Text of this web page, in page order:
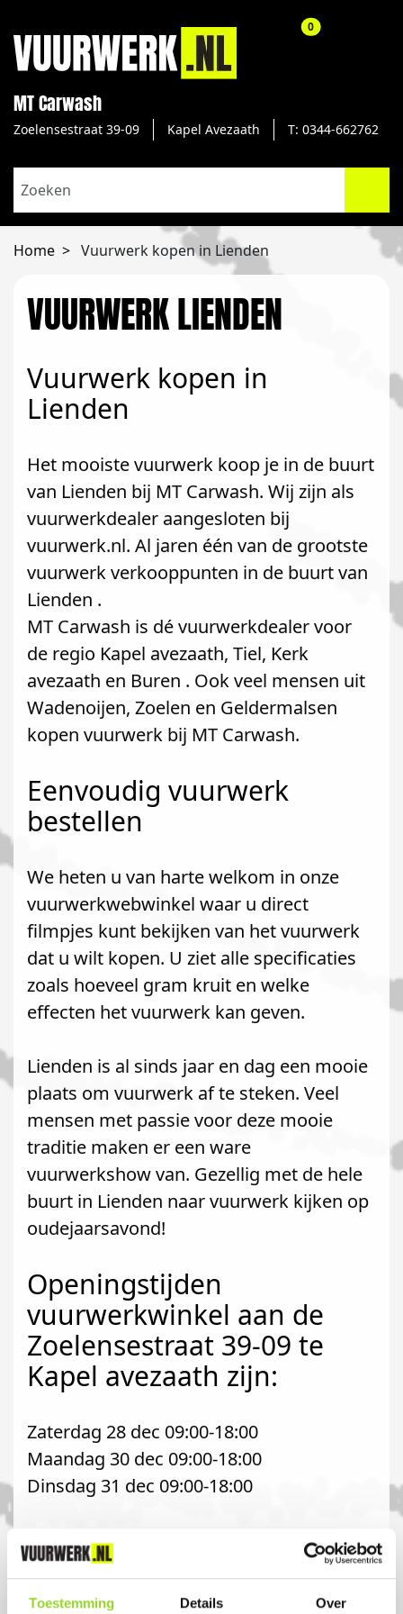
Toestemming Details Over
MT Carwash
Zoelensestraat 39-09 Kapel Avezaath T: 0344-662762
0aantal
Home Vuurwerk kopen in Lienden
VUURWERK LIENDEN
Vuurwerk kopen in
Lienden
Het mooiste vuurwerk koop je in de buurt
van Lienden bij MT Carwash. Wij zijn als
vuurwerkdealer aangesloten bij
vuurwerk.nl. Al jaren één van de grootste
vuurwerk verkooppunten in de buurt van
Lienden .
MT Carwash is dé vuurwerkdealer voor
de regio Kapel avezaath, Tiel, Kerk
avezaath en Buren . Ook veel mensen uit
Wadenoijen, Zoelen en Geldermalsen
kopen vuurwerk bij MT Carwash.
Eenvoudig vuurwerk
bestellen
We heten u van harte welkom in onze
vuurwerkwebwinkel waar u direct
filmpjes kunt bekijken van het vuurwerk
dat u wilt kopen. U ziet alle specificaties
zoals hoeveel gram kruit en welke
effecten het vuurwerk kan geven.
Lienden is al sinds jaar en dag een mooie
plaats om vuurwerk af te steken. Veel
mensen met passie voor deze mooie
traditie maken er een ware
vuurwerkshow van. Gezellig met de hele
buurt in Lienden naar vuurwerk kijken op
oudejaarsavond!
Openingstijden
vuurwerkwinkel aan de
Zoelensestraat 39-09 te
Kapel avezaath zijn:
Zaterdag 28 dec 09:00-18:00
Maandag 30 dec 09:00-18:00
Dinsdag 31 dec 09:00-18:00
Komt u uit Lienden ?
Koop uw vuurwerk dan bij MT Carwash in